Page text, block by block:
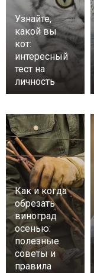
Узнайте,
какой вы
кот:
интересный
тест на
личность
Как и когда
обрезать
виноград
осенью:
полезные
советы и
правила